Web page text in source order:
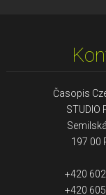
Časopis
STUDIO
197 00
+420
+420